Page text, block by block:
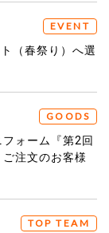
EVENT
（春祭り）へ選
GOODS
ォーム『第2回
注文のお客様
TOP TEAM